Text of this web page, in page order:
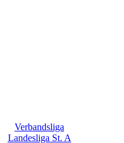
Verbandsliga
Landesliga St. A